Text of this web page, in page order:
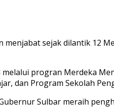
sejak dilantik 12
progran Merdeka
dan Program Sekolah
Sulbar meraih